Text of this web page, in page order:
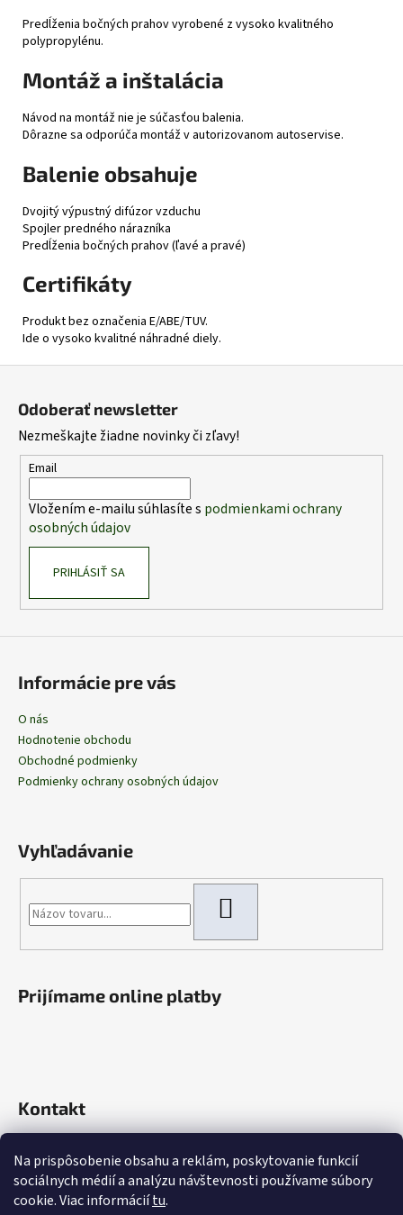
Na prispôsobenie obsahu a reklám, poskytovanie funkcií
sociálnych médií a analýzu návštevnosti používame súbory
cookie. Viac informáciítu.
Predĺženia bočných prahov vyrobené z vysoko kvalitného
polypropylénu.
Montáž a inštalácia
Návod na montáž nie je súčasťou balenia.
Dôrazne sa odporúča montáž v autorizovanom autoservise.
Balenie obsahuje
Dvojitý výpustný difúzor vzduchu
Spojler predného nárazníka
Predĺženia bočných prahov (ľavé a pravé)
Certifikáty
Produkt bez označenia E/ABE/TUV.
Ide o vysoko kvalitné náhradné diely.
Odoberať newsletter
Nezmeškajte žiadne novinky či zľavy!
Email
Vložením e-mailu súhlasíte s podmienkami ochrany
osobných údajov
PRIHLÁSIŤ SA
Informácie pre vás
O nás
Hodnotenie obchodu
Obchodné podmienky
Podmienky ochrany osobných údajov
Vyhľadávanie
Prijímame online platby
Kontakt
+421 907 621 753
+421 907 621 753